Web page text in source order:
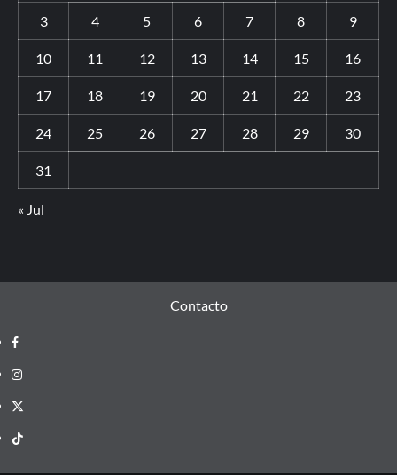
3 4 5 6 7 8 9
10 11 12 13 14 15 16
17 18 19 20 21 22 23
24 25 26 27 28 29 30
31
« Jul
Contacto